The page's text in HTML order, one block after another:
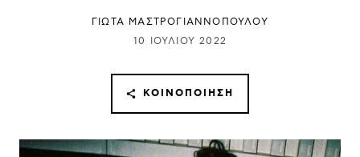
ΓΙΩΤΑ ΜΑΣΤΡΟΓΙΑΝΝΟΠΟΥΛΟΥ
10 ΙΟΥΛΊΟΥ 2022
ΚΟΙΝΟΠΟΊΗΣΗ